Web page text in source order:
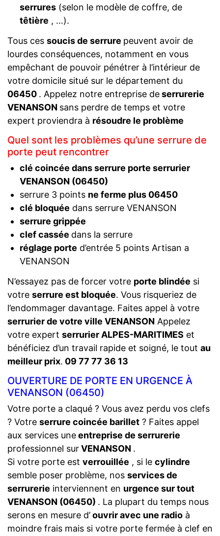
serrures(selon le modèle de coffre, de
têtière , …).
Tous ces soucis de serrure peuvent avoir de
lourdes conséquences, notamment en vous
empêchant de pouvoir pénétrer à l’intérieur de
votre domicile situé sur le département du
06450 . Appelez notre entreprise deserrurerie
VENANSON sans perdre de temps et votre
expert proviendra à résoudre le problème
Quel sont les problèmes qu’une serrure de
porte peut rencontrer
clé coincée dans serrure porte serrurier
VENANSON (06450)
serrure 3 points ne ferme plus 06450
clé bloquée dans serrure VENANSON
serrure grippée
clef cassée dans la serrure
réglage porte d’entrée 5 points Artisan a
VENANSON
N’essayez pas de forcer votre porte blindée si
votre serrure est bloquée. Vous risqueriez de
l’endommager davantage. Faites appel à votre
serrurier de votre ville VENANSON Appelez
votre expert serrurier ALPES-MARITIMES et
bénéficiez d’un travail rapide et soigné, le tout au
meilleur prix. 09 77 77 36 13
OUVERTURE DE PORTE EN URGENCE À
VENANSON (06450)
Votre porte a claqué ? Vous avez perdu vos clefs
? Votre serrure coincée barillet ? Faites appel
aux services uneentreprise de serrurerie
professionnel surVENANSON .
Si votre porte est verrouillée , si le cylindre
semble poser problème, nos services de
serrurerie interviennent en urgence sur tout
VENANSON (06450) . La plupart du temps nous
serons en mesure d’ouvrir avec une radio à
moindre frais mais si votre porte fermée à clef en